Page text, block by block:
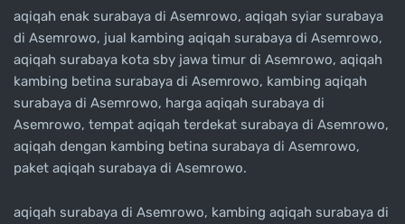
aqiqah enak surabaya di Asemrowo, aqiqah syiar surabaya
di Asemrowo, jual kambing aqiqah surabaya di Asemrowo,
aqiqah surabaya kota sby jawa timur di Asemrowo, aqiqah
kambing betina surabaya di Asemrowo, kambing aqiqah
surabaya di Asemrowo, harga aqiqah surabaya di
Asemrowo, tempat aqiqah terdekat surabaya di Asemrowo,
aqiqah dengan kambing betina surabaya di Asemrowo,
paket aqiqah surabaya di Asemrowo.
aqiqah surabaya di Asemrowo, kambing aqiqah surabaya di